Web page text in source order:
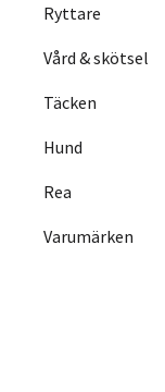
Ryttare
Vård & skötsel
Täcken
Hund
Rea
Varumärken